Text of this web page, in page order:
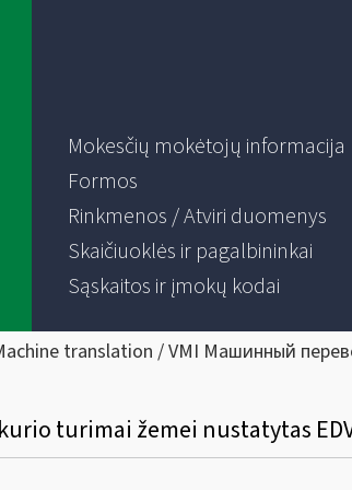
Mokesčių mokėtojų informacija
Formos
Rinkmenos / Atviri duomenys
Skaičiuoklės ir pagalbininkai
Sąskaitos ir įmokų kodai
translation / VMI Машинный